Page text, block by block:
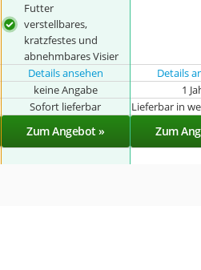
Futter
verstellbares,
kratzfestes und
abnehmbares Visier
Details ansehen Details
keine Angabe 1
Sofort lieferbar Lieferbar in
Zum Angebot » Zum